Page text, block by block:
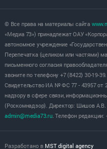
© Все права на материалы сайта
«Медиа 73») принадлежат ОАУ
автономное учреждение
Перепечатка (целиком или частями)
письменного согласия
звоните по телефону +7 (8422) 30-19-39.
Свидетельство ИА № ФС 77 - 43957 от
надзору в сфере связи,
(Роскомнадзор). Директор: Шишов
admin@media73.ru. Телефон редакции:
Разработано в MST digital agency